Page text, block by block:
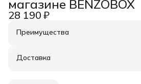
магазине BENZOBOX
28 190 ₽
Преимущества
Оплата частями в Сплит
Удобный возврат
Доставка